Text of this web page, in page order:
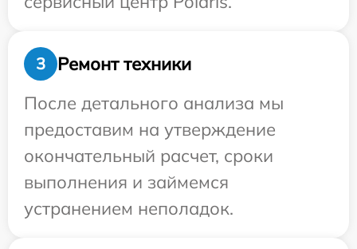
3
Ремонт техники
После детального анализа мы
предоставим на утверждение
окончательный расчет, сроки
выполнения и займемся
устранением неполадок.